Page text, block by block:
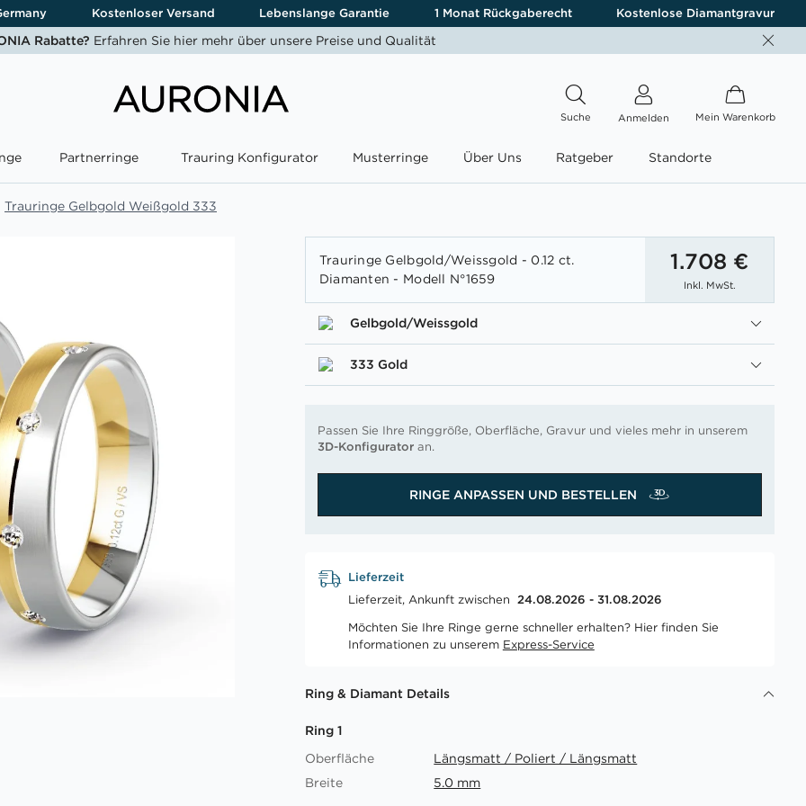
Kostenloser Versand Lebenslange Garantie 1 Monat Rückgaberecht Kostenlose Diamantgravur
Rabatte? Erfahren Sie hier mehr über unsere Preise und Qualität
Suche Anmelden Mein Warenkorb
Partnerringe Trauring Konfigurator Musterringe Über Uns Ratgeber Standorte
Trauringe Gelbgold Weißgold 333
Trauringe Gelbgold/Weissgold - 0.12 ct.
Diamanten - Modell N°1659
1.708 €
Inkl. MwSt.
Gelbgold/Weissgold
333 Gold
Passen Sie Ihre Ringgröße, Oberfläche, Gravur und vieles mehr in unserem
3D-Konfigurator an.
RINGE ANPASSEN UND BESTELLEN
Lieferzeit
Lieferzeit, Ankunft zwischen 24.08.2026 - 31.08.2026
Möchten Sie Ihre Ringe gerne schneller erhalten? Hier finden Sie
Informationen zu unserem Express-Service
Ring & Diamant Details
Ring 1
Oberfläche
Längsmatt / Poliert / Längsmatt
Breite
5.0 mm